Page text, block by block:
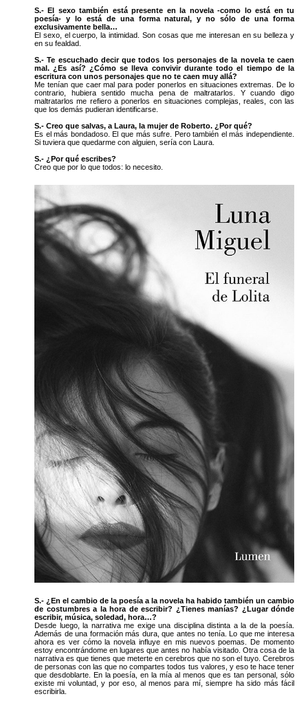
S.- El sexo también está presente en la novela -como lo está en tu
poesía- y lo está de una forma natural, y no sólo de una forma
exclusivamente bella…
El sexo, el cuerpo, la intimidad. Son cosas que me interesan en su belleza y
en su fealdad.
S.- Te escuchado decir que todos los personajes de la novela te caen
mal. ¿Es así? ¿Cómo se lleva convivir durante todo el tiempo de la
escritura con unos personajes que no te caen muy allá?
Me tenían que caer mal para poder ponerlos en situaciones extremas. De lo
contrario, hubiera sentido mucha pena de maltratarlos. Y cuando digo
maltratarlos me refiero a ponerlos en situaciones complejas, reales, con las
que los demás pudieran identificarse.
S.- Creo que salvas, a Laura, la mujer de Roberto. ¿Por qué?
Es el más bondadoso. El que más sufre. Pero también el más independiente.
Si tuviera que quedarme con alguien, sería con Laura.
S.- ¿Por qué escribes?
Creo que por lo que todos: lo necesito.
S.- ¿En el cambio de la poesía a la novela ha habido también un cambio
de costumbres a la hora de escribir? ¿Tienes manías? ¿Lugar dónde
escribir, música, soledad, hora…?
Desde luego, la narrativa me exige una disciplina distinta a la de la poesía.
Además de una formación más dura, que antes no tenía. Lo que me interesa
ahora es ver cómo la novela influye en mis nuevos poemas. De momento
estoy encontrándome en lugares que antes no había visitado. Otra cosa de la
narrativa es que tienes que meterte en cerebros que no son el tuyo. Cerebros
de personas con las que no compartes todos tus valores, y eso te hace tener
que desdoblarte. En la poesía, en la mía al menos que es tan personal, sólo
existe mi voluntad, y por eso, al menos para mí, siempre ha sido más fácil
escribirla.